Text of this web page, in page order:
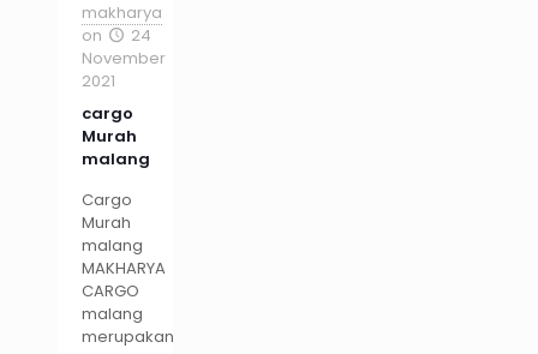
makharya
on
24
November
2021
cargo
Murah
malang
Cargo
Murah
malang
MAKHARYA
CARGO
malang
merupakan